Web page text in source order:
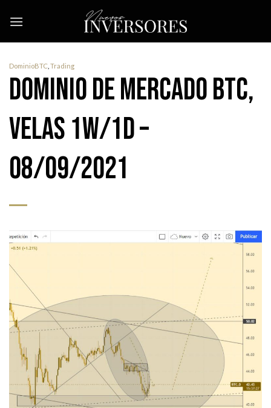
DominioBTC Trading
Dominio de mercado BTC,
velas 1w/1d –
08/09/2021